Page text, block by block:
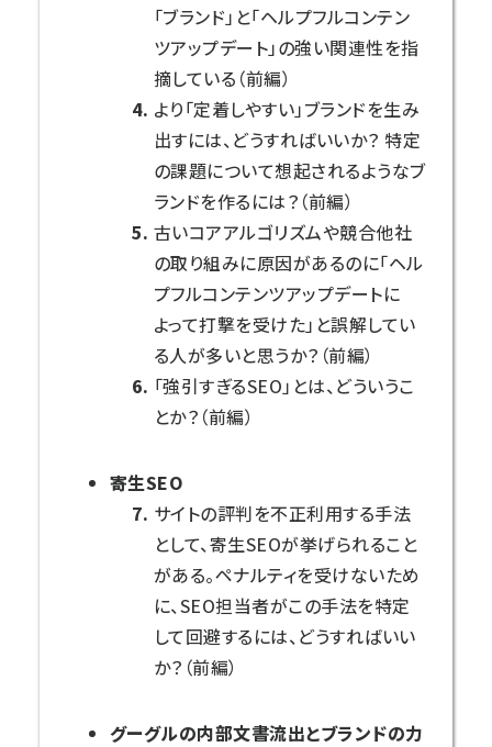
「ブランド」と「ヘルプフルコンテン
ツアップデート」の強い関連性を指
摘している（前編）
より「定着しやすい」ブランドを生み
出すには、どうすればいいか？ 特定
の課題について想起されるようなブ
ランドを作るには？（前編）
古いコアアルゴリズムや競合他社
の取り組みに原因があるのに「ヘル
プフルコンテンツアップデートに
よって打撃を受けた」と誤解してい
る人が多いと思うか？（前編）
「強引すぎるSEO」とは、どういうこ
とか？（前編）
寄生SEO
サイトの評判を不正利用する手法
として、寄生SEOが挙げられること
がある。ペナルティを受けないため
に、SEO担当者がこの手法を特定
して回避するには、どうすればいい
か？（前編）
グーグルの内部文書流出とブランドの力